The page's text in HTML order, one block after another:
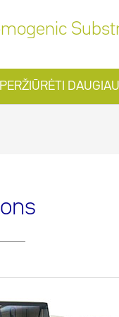
PERŽIŪRĖTI DAUGIAU